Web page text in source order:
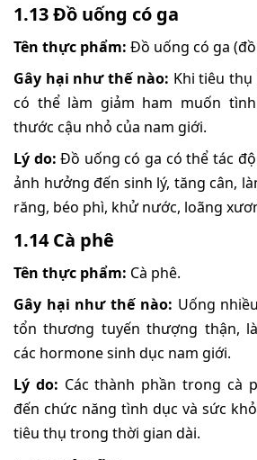
1.13 Đồ uống có ga
Tên thực phẩm: Đồ uống có ga
Gây hại như thế nào: Khi tiêu
có thể làm giảm ham muốn
thước cậu nhỏ của nam giới.
Lý do: Đồ uống có ga có thể tác
ảnh hưởng đến sinh lý, tăng cân,
răng, béo phì, khử nước, loãng
1.14 Cà phê
Tên thực phẩm: Cà phê.
Gây hại như thế nào: Uống
tổn thương tuyến thượng thận,
các hormone sinh dục nam giới.
Lý do: Các thành phần trong cà
đến chức năng tình dục và sức
tiêu thụ trong thời gian dài.